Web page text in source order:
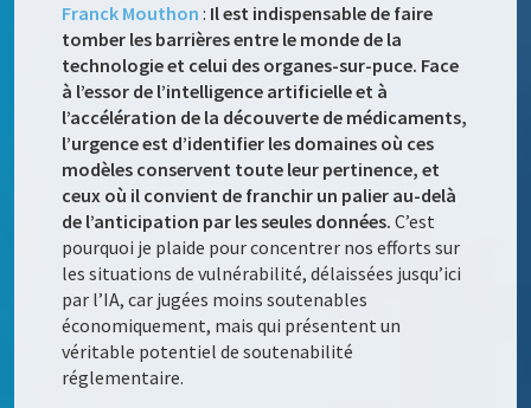
Franck Mouthon : Il est indispensable de faire
tomber les barrières entre le monde de la
technologie et celui des organes-sur-puce. Face
à l’essor de l’intelligence artificielle et à
l’accélération de la découverte de médicaments,
l’urgence est d’identifier les domaines où ces
modèles conservent toute leur pertinence, et
ceux où il convient de franchir un palier au-delà
de l’anticipation par les seules données.C’est
pourquoi je plaide pour concentrer nos efforts sur
les situations de vulnérabilité, délaissées jusqu’ici
par l’IA, car jugées moins soutenables
économiquement, mais qui présentent un
véritable potentiel de soutenabilité
réglementaire.